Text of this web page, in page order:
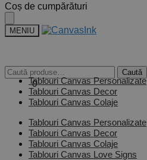
Skip
to
navigation
Skip
to
content
Coș de cumpărături
MENIU
Caută
după:
Caută
0,00lei 0
Tablouri Canvas Personalizate
Tablouri Canvas Decor
Tablouri Canvas Colaje
Tablouri Canvas Personalizate
Tablouri Canvas Decor
Tablouri Canvas Colaje
Tablouri Canvas Love Signs